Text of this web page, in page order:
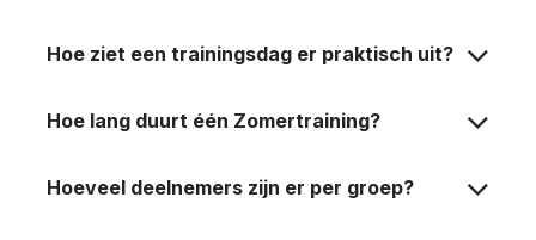
Hoe ziet een trainingsdag er praktisch uit?
Hoe lang duurt één Zomertraining?
Hoeveel deelnemers zijn er per groep?